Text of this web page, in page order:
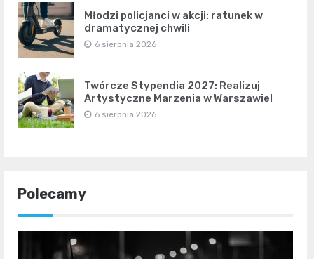
Młodzi policjanci w akcji: ratunek w
dramatycznej chwili
6 sierpnia 2026
Twórcze Stypendia 2027: Realizuj
Artystyczne Marzenia w Warszawie!
6 sierpnia 2026
Polecamy